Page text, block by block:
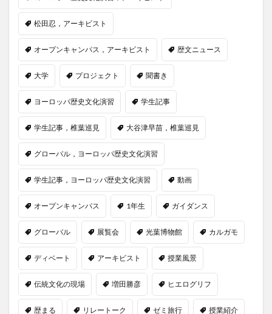
松田忍，アーキビスト
オープンキャンパス，アーキビスト 歴文ニュース
大学 プロジェクト 聞書き
ヨーロッパ歴史文化演習 学生記事
学生記事，椎葉巡見 大谷津早苗，椎葉巡見
グローバル，ヨーロッパ歴史文化演習
学生記事，ヨーロッパ歴史文化演習 動画
オープンキャンパス 1年生 ガイダンス
グローバル 展覧会 光葉博物館 カルガモ
ディベート アーキビスト 授業風景
伝統文化の現場 増田勝彦 ヒエログリフ
歴まる リレートーク ゼミ旅行 授業紹介